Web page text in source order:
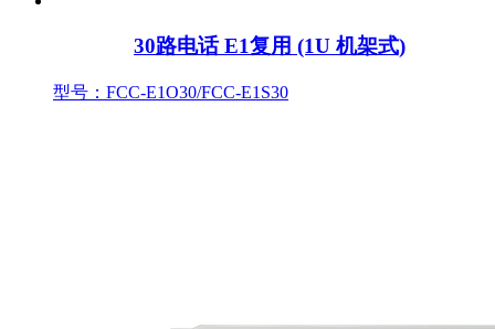
30路电话 E1复用 (1U 机架式)
型号：FCC-E1O30/FCC-E1S30